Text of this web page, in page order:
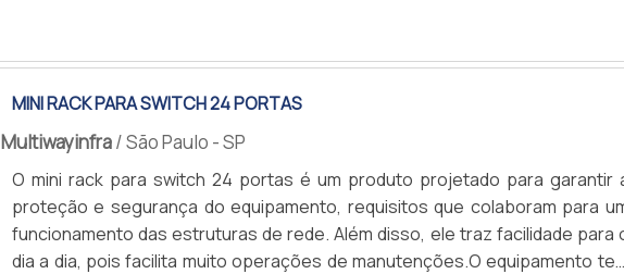
devemos lembrar que os data centers são responsáveis por armazenar .
MINI RACK PARA SWITCH 24 PORTAS
Multiwayinfra/ São Paulo - SP
O mini rack para switch 24 portas é um produto projetado para garantir
proteção e segurança do equipamento, requisitos que colaboram para
funcionamento das estruturas de rede. Além disso, ele traz facilidade para
dia a dia, pois facilita muito operações de manutenções.O equipamento tem